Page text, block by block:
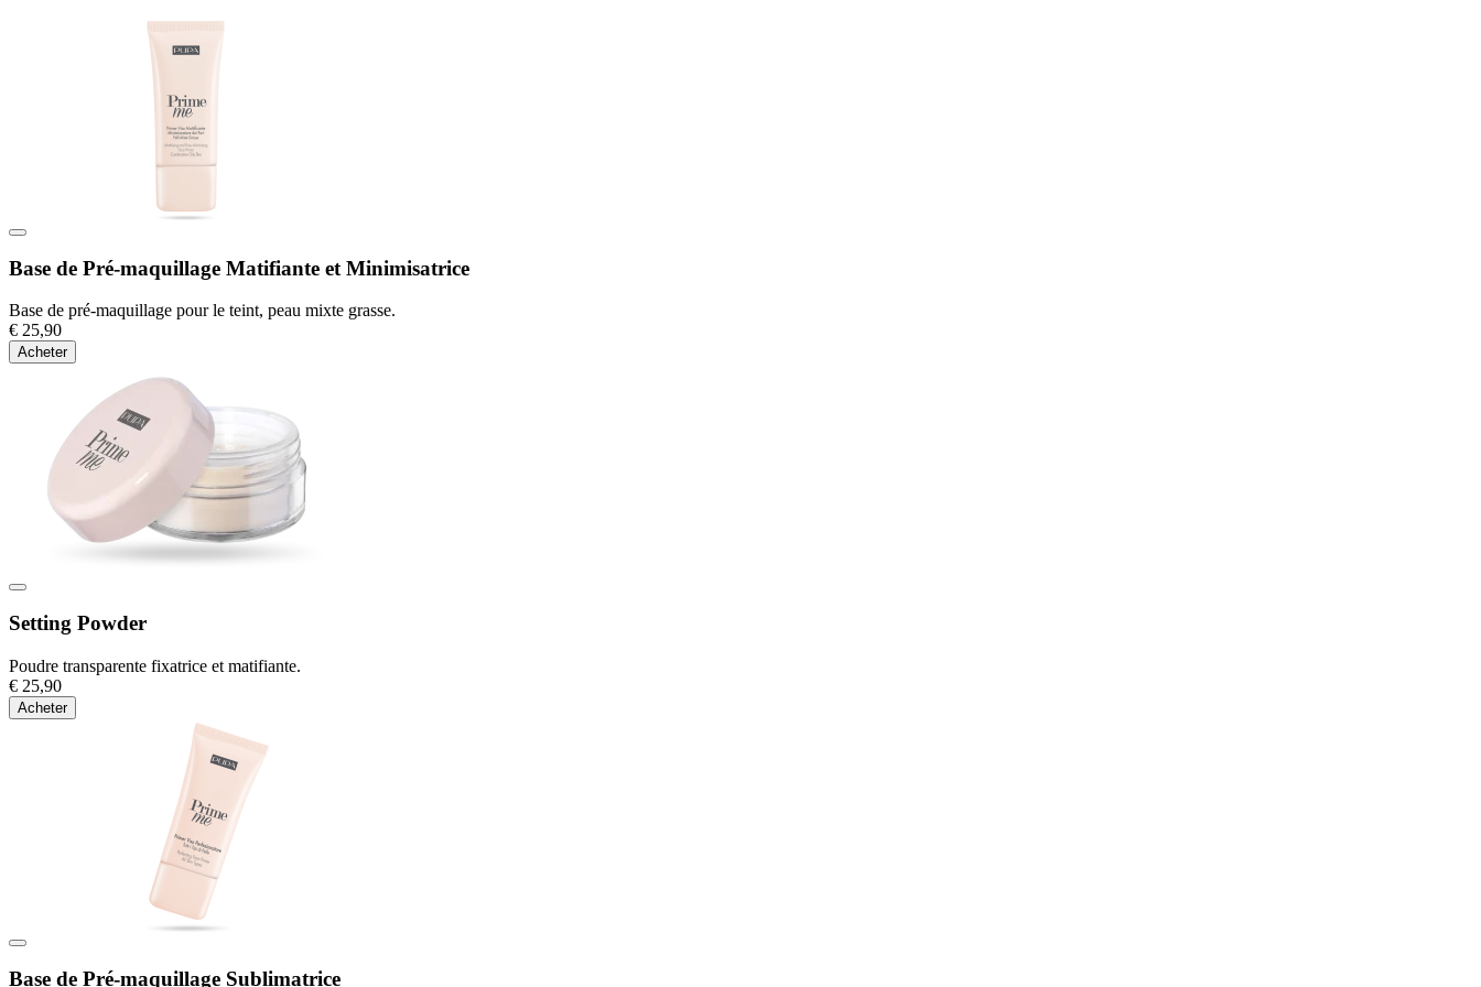
Base de Pré-maquillage Matifiante et Minimisatrice
Base de pré-maquillage pour le teint, peau mixte grasse.
€ 25,90
Acheter
Setting Powder
Poudre transparente fixatrice et matifiante.
€ 25,90
Acheter
Base de Pré-maquillage Sublimatrice